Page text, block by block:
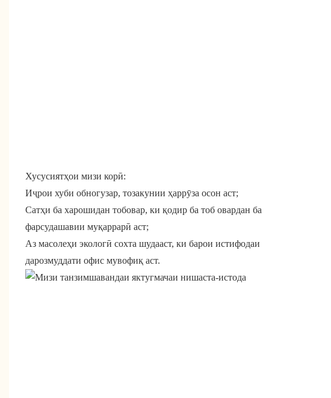
Хусусиятҳои мизи корӣ:
Иҷрои хуби обногузар, тозакунии ҳаррӯза осон аст;
Сатҳи ба харошидан тобовар, ки қодир ба тоб овардан ба
фарсудашавии муқаррарӣ аст;
Аз масолеҳи экологӣ сохта шудааст, ки барои истифодаи
дарозмуддати офис мувофиқ аст.